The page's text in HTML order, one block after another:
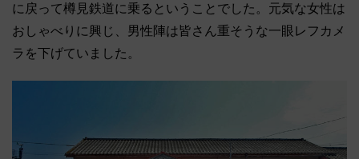
に戻って樽見鉄道に乗るということでした。元気な女性は
おしゃべりに興じ、男性陣は皆さん重そうな一眼レフカメ
ラを下げていました。